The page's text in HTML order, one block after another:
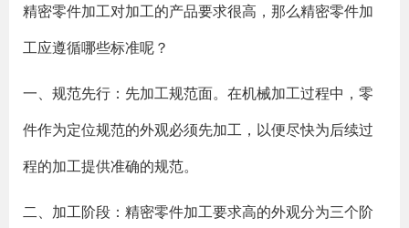
精密零件加工对加工的产品要求很高，那么精密零件加
工应遵循哪些标准呢？
一、规范先行：先加工规范面。在机械加工过程中，零
件作为定位规范的外观必须先加工，以便尽快为后续过
程的加工提供准确的规范。
二、加工阶段：精密零件加工要求高的外观分为三个阶